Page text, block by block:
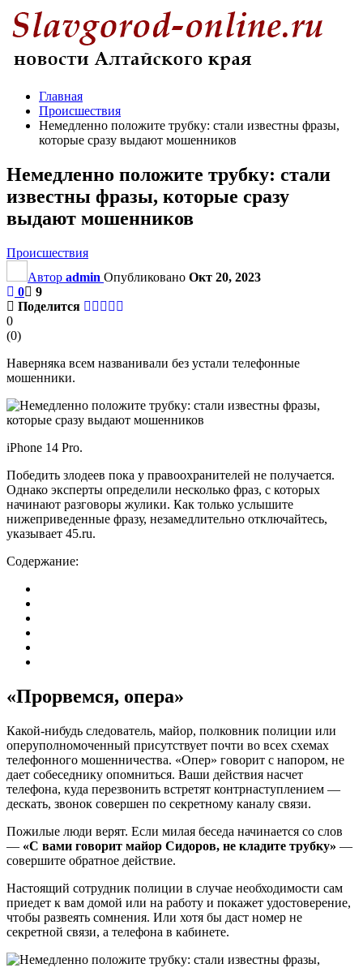
Главная
Происшествия
Немедленно положите трубку: стали известны фразы,
которые сразу выдают мошенников
Немедленно положите трубку: стали
известны фразы, которые сразу
выдают мошенников
Происшествия
Автор admin Опубликовано Окт 20, 2023
0
9
Поделится
0
(0)
Наверняка всем названивали без устали телефонные
мошенники.
iPhone 14 Pro.
Победить злодеев пока у правоохранителей не получается.
Однако эксперты определили несколько фраз, с которых
начинают разговоры жулики. Как только услышите
нижеприведенные фразу, незамедлительно отключайтесь,
указывает 45.ru.
Содержание:
«Прорвемся, опера»
Какой-нибудь следователь, майор, полковник полиции или
оперуполномоченный присутствует почти во всех схемах
телефонного мошенничества. «Опер» говорит с напором, не
дает собеседнику опомниться. Ваши действия насчет
телефона, куда перезвонить встретят контрнаступлением —
дескать, звонок совершен по секретному каналу связи.
Пожилые люди верят. Если милая беседа начинается со слов
— «С вами говорит майор Сидоров, не кладите трубку» —
совершите обратное действие.
Настоящий сотрудник полиции в случае необходимости сам
приедет к вам домой или на работу и покажет удостоверение,
чтобы развеять сомнения. Или хотя бы даст номер не
секретной связи, а телефона в кабинете.